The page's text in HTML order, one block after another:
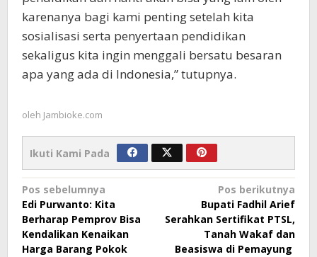
karenanya bagi kami penting setelah kita
sosialisasi serta penyertaan pendidikan
sekaligus kita ingin menggali bersatu besaran
apa yang ada di Indonesia,” tutupnya.
oleh Jambioke.com
Ikuti Kami Pada
Navigasi
pos
Pos sebelumnya
Edi Purwanto: Kita
Berharap Pemprov Bisa
Kendalikan Kenaikan
Harga Barang Pokok
Pos berikutnya
Bupati Fadhil Arief
Serahkan Sertifikat PTSL,
Tanah Wakaf dan
Beasiswa di Pemayung